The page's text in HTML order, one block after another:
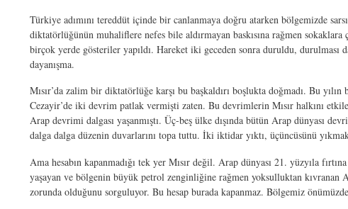
Türkiye adımını tereddüt içinde bir canlanmaya doğru atarken bölgemizde
diktatörlüğünün muhaliflere nefes bile aldırmayan baskısına rağmen
birçok yerde gösteriler yapıldı. Hareket iki geceden sonra duruldu, durulması
dayanışma.
Mısır’da zalim bir diktatörlüğe karşı bu başkaldırı boşlukta doğmadı. Bu
Cezayir’de iki devrim patlak vermişti zaten. Bu devrimlerin Mısır halkını
Arap devrimi dalgası yaşanmıştı. Üç-beş ülke dışında bütün Arap dünyası
dalga dalga düzenin duvarlarını topa tuttu. İki iktidar yıktı, üçüncüsünü
Ama hesabın kapanmadığı tek yer Mısır değil. Arap dünyası 21. yüzyıla
yaşayan ve bölgenin büyük petrol zenginliğine rağmen yoksulluktan
zorunda olduğunu sorguluyor. Bu hesap burada kapanmaz. Bölgemiz